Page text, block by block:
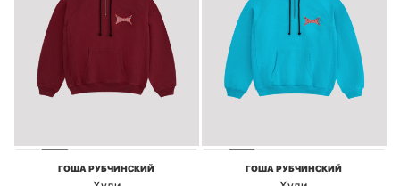
ГОША РУБЧИНСКИЙ ГОША РУБЧИНСКИЙ